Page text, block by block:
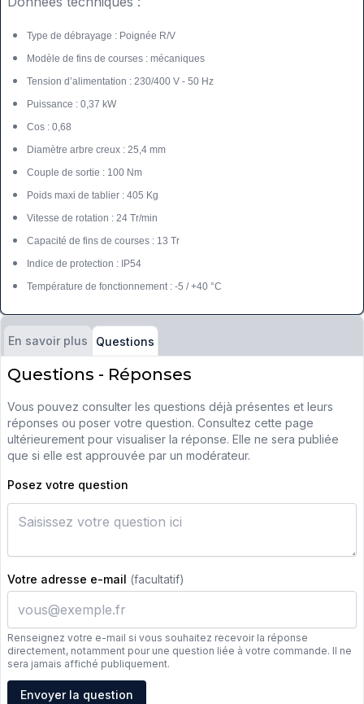
Type de débrayage : Poignée R/V
Modèle de fins de courses : mécaniques
Tension d’alimentation : 230/400 V - 50 Hz
Puissance : 0,37 kW
Cos : 0,68
Diamètre arbre creux : 25,4 mm
Couple de sortie : 100 Nm
Poids maxi de tablier : 405 Kg
Vitesse de rotation : 24 Tr/min
Capacité de fins de courses : 13 Tr
Indice de protection : IP54
Température de fonctionnement : -5 / +40 °C
En savoir plus Questions
Questions - Réponses
Vous pouvez consulter les questions déjà présentes et leurs
réponses ou poser votre question. Consultez cette page
ultérieurement pour visualiser la réponse. Elle ne sera publiée
que si elle est approuvée par un modérateur.
Posez votre question
Votre adresse e-mail (facultatif)
Renseignez votre e-mail si vous souhaitez recevoir la réponse
directement, notamment pour une question liée à votre commande. Il ne
sera jamais affiché publiquement.
Adresse e-mail
Envoyer la question